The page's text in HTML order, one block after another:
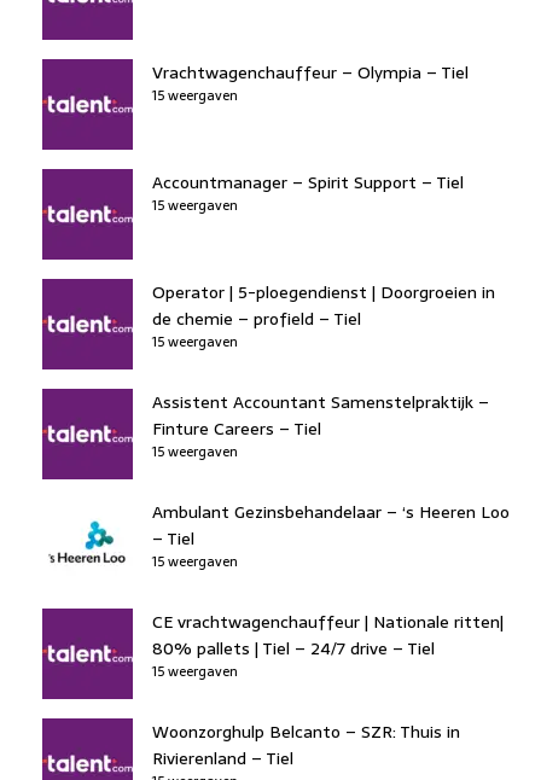
Vrachtwagenchauffeur – Olympia – Tiel
15 weergaven
Accountmanager – Spirit Support – Tiel
15 weergaven
Operator | 5-ploegendienst | Doorgroeien in
de chemie – profield – Tiel
15 weergaven
Assistent Accountant Samenstelpraktijk –
Finture Careers – Tiel
15 weergaven
Ambulant Gezinsbehandelaar – ‘s Heeren Loo
– Tiel
15 weergaven
CE vrachtwagenchauffeur | Nationale ritten|
80% pallets | Tiel – 24/7 drive – Tiel
15 weergaven
Woonzorghulp Belcanto – SZR: Thuis in
Rivierenland – Tiel